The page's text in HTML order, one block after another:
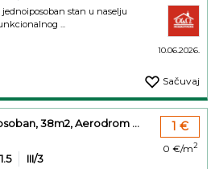
jednoiposoban stan u naselju
...
10.06.2026.
Sačuvaj
38m2, Aerodrom ...
1.5 III/3
1 €
0 €/m2